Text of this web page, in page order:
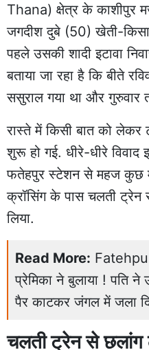
Thana) क्षेत्र के काशीपुर
जगदीश दुबे (50) खेती-
पहले उसकी शादी इटावा
बताया जा रहा है कि बीते
ससुराल गया था और गुरुवार
रास्ते में किसी बात को लेकर
शुरू हो गई. धीरे-धीरे विवाद
फतेहपुर स्टेशन से महज कुछ
क्रॉसिंग के पास चलती
लिया.
Read More:
प्रेमिका ने बुलाया ! पति ने
पैर काटकर जंगल में जला
चलती ट्रेन से छलांग